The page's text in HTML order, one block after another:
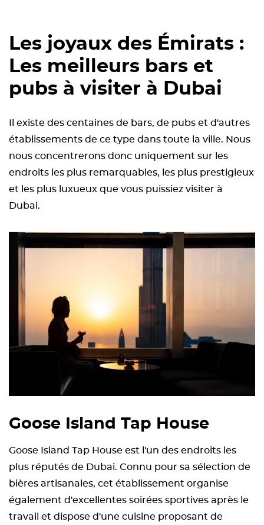
Les joyaux des Émirats :
Les meilleurs bars et
pubs à visiter à Dubai
Il existe des centaines de bars, de pubs et d'autres
établissements de ce type dans toute la ville. Nous
nous concentrerons donc uniquement sur les
endroits les plus remarquables, les plus prestigieux
et les plus luxueux que vous puissiez visiter à
Dubai.
Goose Island Tap House
Goose Island Tap House est l'un des endroits les
plus réputés de Dubai. Connu pour sa sélection de
bières artisanales, cet établissement organise
également d'excellentes soirées sportives après le
travail et dispose d'une cuisine proposant de